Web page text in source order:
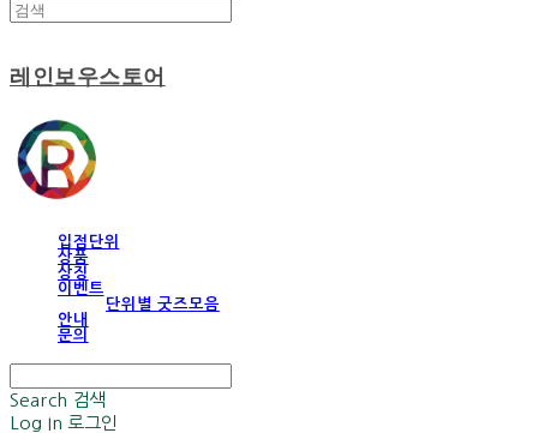
레인보우스토어
입점단위
상품
상징
이벤트
단위별 굿즈모음
안내
문의
Search 검색
Log In 로그인